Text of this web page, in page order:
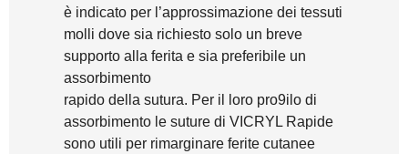
è indicato per l’approssimazione dei tessuti
molli dove sia richiesto solo un breve
supporto alla ferita e sia preferibile un
assorbimento
rapido della sutura. Per il loro pro9ilo di
assorbimento le suture di VICRYL Rapide
sono utili per rimarginare ferite cutanee